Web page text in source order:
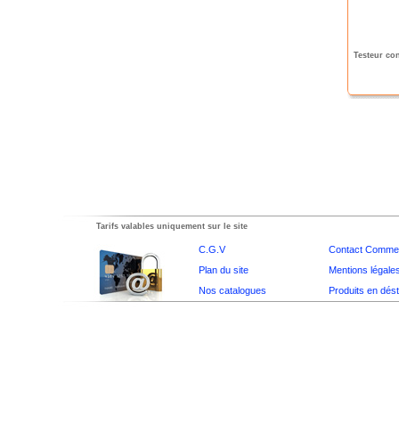
Testeur
Tarifs valables uniquement sur le site
C.G.V
Contact
Plan du site
Mentions
Nos catalogues
Produits en